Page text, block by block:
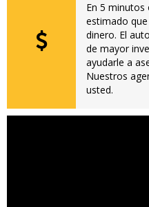
En 5
estimado
dinero. El
de mayor
ayudarle a
Nuestros
usted.